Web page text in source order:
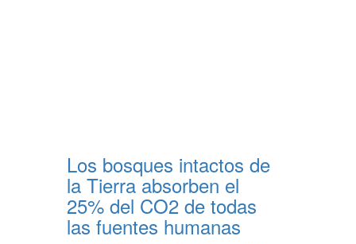
Los bosques intactos de
la Tierra absorben el
25% del CO2 de todas
las fuentes humanas